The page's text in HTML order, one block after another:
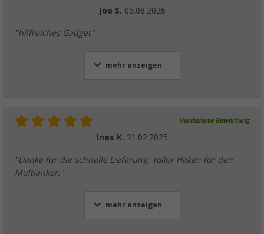
Joe S. 05.08.2026
"hilfreiches Gadget"
mehr anzeigen
Verifizierte Bewertung
Ines K. 21.02.2025
"Danke für die schnelle Lieferung. Toller Haken für den
Multianker."
mehr anzeigen